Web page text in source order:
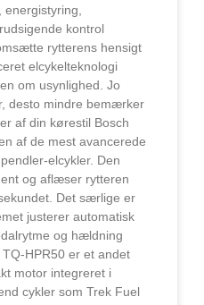
kontrol
rytterens hensigt
elcykelteknologi
om usynlighed. Jo
desto mindre bemærker
af din kørestil Bosch
af de mest avancerede
elcykler. Den
og aflæser rytteren
Det særlige er
justerer automatisk
og hældning
HPR50 er et andet
motor integreret i
cykler som Trek Fuel